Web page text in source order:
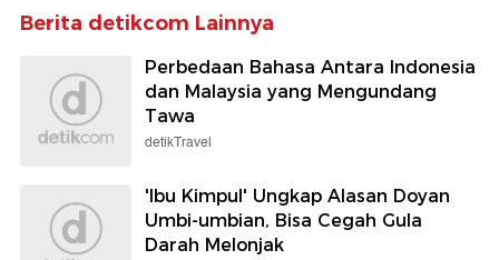
Berita detikcom Lainnya
Perbedaan Bahasa Antara Indonesia
dan Malaysia yang Mengundang
Tawa
detikTravel
'Ibu Kimpul' Ungkap Alasan Doyan
Umbi-umbian, Bisa Cegah Gula
Darah Melonjak